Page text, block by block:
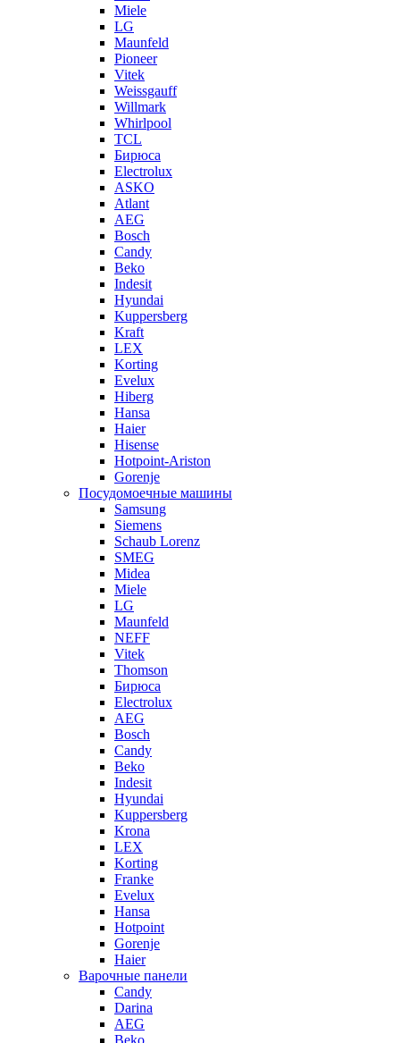
Miele
LG
Maunfeld
Pioneer
Vitek
Weissgauff
Willmark
Whirlpool
TCL
Бирюса
Electrolux
ASKO
Atlant
AEG
Bosch
Candy
Beko
Indesit
Hyundai
Kuppersberg
Kraft
LEX
Korting
Evelux
Hiberg
Hansa
Haier
Hisense
Hotpoint-Ariston
Gorenje
Посудомоечные машины
Samsung
Siemens
Schaub Lorenz
SMEG
Midea
Miele
LG
Maunfeld
NEFF
Vitek
Thomson
Бирюса
Electrolux
AEG
Bosch
Candy
Beko
Indesit
Hyundai
Kuppersberg
Krona
LEX
Korting
Franke
Evelux
Hansa
Hotpoint
Gorenje
Haier
Варочные панели
Candy
Darina
AEG